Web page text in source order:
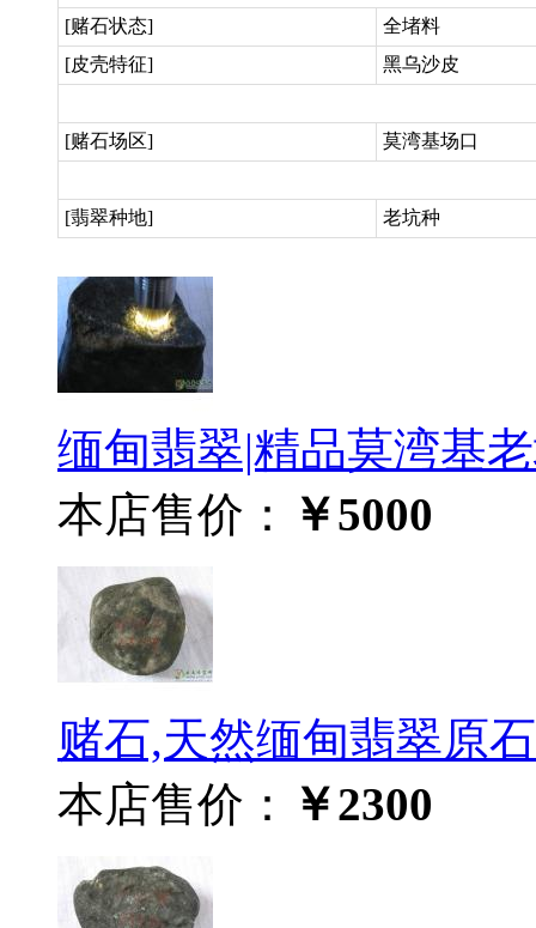
[赌石状态]
全堵料
[皮壳特征]
黑乌沙皮
[赌石场区] 莫湾基场口
[翡翠种地] 老坑种
缅甸翡翠|精品莫湾基
本店售价：
￥5000
赌石,天然缅甸翡翠原
本店售价：
￥2300